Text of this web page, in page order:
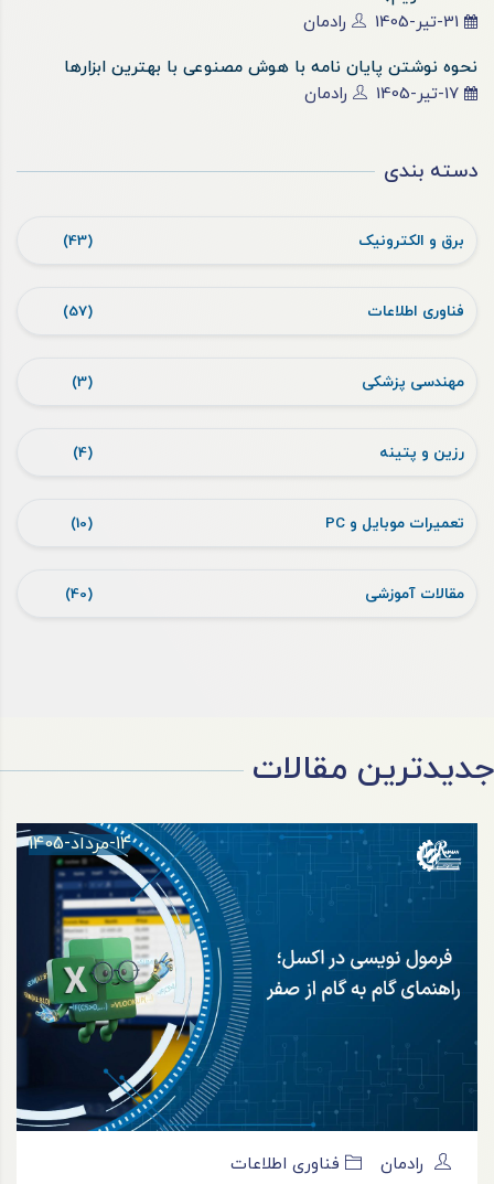
31-تیر-1405
رادمان
نحوه نوشتن پایان نامه با هوش مصنوعی با بهترین ابزارها
17-تیر-1405
رادمان
دسته بندی
برق و الکترونیک (43)
فناوری اطلاعات (57)
مهندسی پزشکی (3)
رزین و پتینه (4)
تعمیرات موبایل و PC (10)
مقالات آموزشی (40)
جدیدترین مقالات
14-مرداد-1405
رادمان فناوری اطلاعات